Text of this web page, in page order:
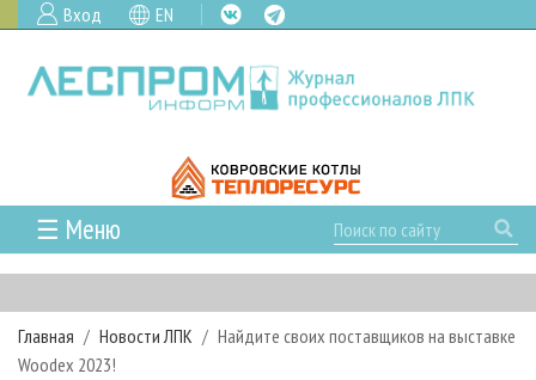
Вход EN
☰ Меню
ГЛАВНАЯ
РУБРИКИ И ТЕМЫ
РУБРИКИ ЖУРНАЛА
НОВОСТИ
Главная Новости ЛПК
Найдите своих поставщиков на выставке
Woodex 2023!